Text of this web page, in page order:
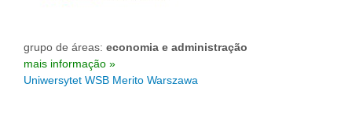
grupo de áreas: economia e administração
mais informação »
Uniwersytet WSB Merito Warszawa